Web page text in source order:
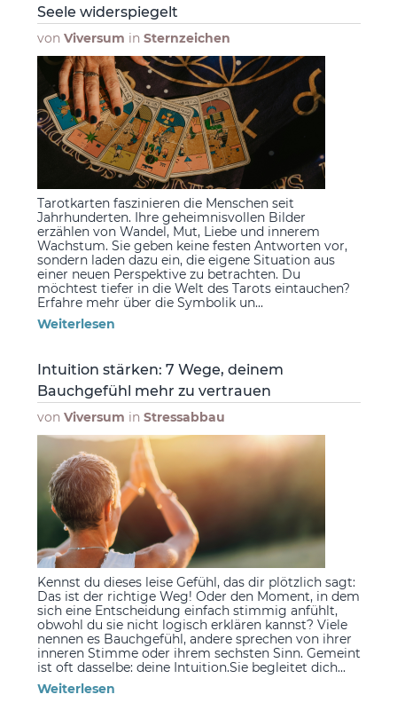
Seele widerspiegelt
von Viversum in Sternzeichen
Tarotkarten faszinieren die Menschen seit
Jahrhunderten. Ihre geheimnisvollen Bilder
erzählen von Wandel, Mut, Liebe und innerem
Wachstum. Sie geben keine festen Antworten vor,
sondern laden dazu ein, die eigene Situation aus
einer neuen Perspektive zu betrachten. Du
möchtest tiefer in die Welt des Tarots eintauchen?
Erfahre mehr über die Symbolik un...
Weiterlesen
Intuition stärken: 7 Wege, deinem
Bauchgefühl mehr zu vertrauen
von Viversum in Stressabbau
Kennst du dieses leise Gefühl, das dir plötzlich sagt:
Das ist der richtige Weg! Oder den Moment, in dem
sich eine Entscheidung einfach stimmig anfühlt,
obwohl du sie nicht logisch erklären kannst? Viele
nennen es Bauchgefühl, andere sprechen von ihrer
inneren Stimme oder ihrem sechsten Sinn. Gemeint
ist oft dasselbe: deine Intuition.Sie begleitet dich...
Weiterlesen